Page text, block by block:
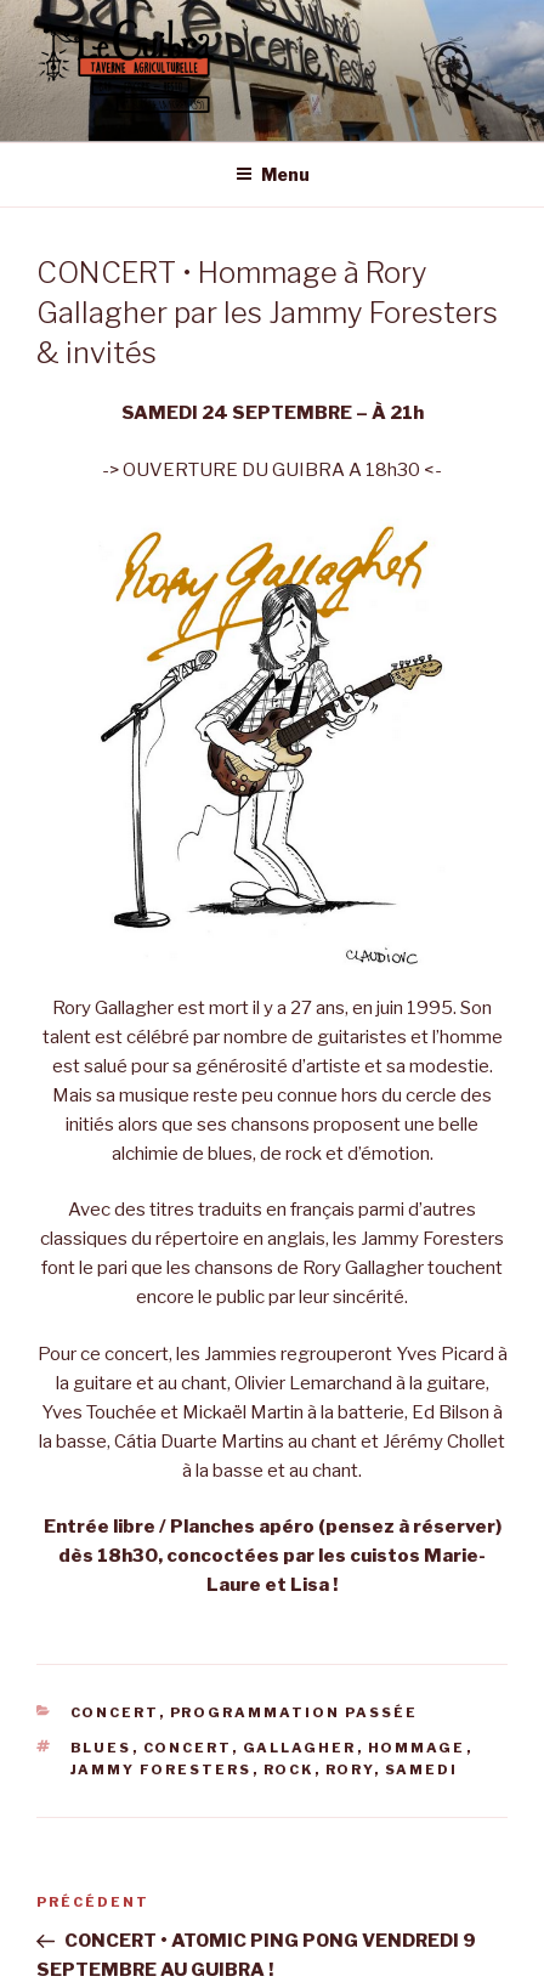
Aller
au
contenu
principal
LE GUIBRA – ST SULPICE LA
Taverne Agriculturelle • Bar – Epicerie – Resto
Menu
CONCERT • Hommage à Rory
Gallagher par les Jammy Foresters
& invités
SAMEDI 24 SEPTEMBRE – À 21h
-> OUVERTURE DU GUIBRA A 18h30 <-
Rory Gallagher est mort il y a 27 ans, en juin 1995. Son
talent est célébré par nombre de guitaristes et l’homme
est salué pour sa générosité d’artiste et sa modestie.
Mais sa musique reste peu connue hors du cercle des
initiés alors que ses chansons proposent une belle
alchimie de blues, de rock et d’émotion.
Avec des titres traduits en français parmi d’autres
classiques du répertoire en anglais, les Jammy Foresters
font le pari que les chansons de Rory Gallagher touchent
encore le public par leur sincérité.
Pour ce concert, les Jammies regrouperont Yves Picard à
la guitare et au chant, Olivier Lemarchand à la guitare,
Yves Touchée et Mickaël Martin à la batterie, Ed Bilson à
la basse, Cátia Duarte Martins au chant et Jérémy Chollet
à la basse et au chant.
Entrée libre / Planches apéro (pensez à réserver)
dès 18h30, concoctées par les cuistos Marie-
Laure et Lisa !
CATÉGORIES
CONCERT , PROGRAMMATION PASSÉE
ÉTIQUETTES
BLUES , CONCERT , GALLAGHER , HOMMAGE ,
JAMMY FORESTERS , ROCK , RORY, SAMEDI
Navigation
l’article
Article
précédent
PRÉCÉDENT
CONCERT • ATOMIC PING PONG VENDREDI 9
SEPTEMBRE AU GUIBRA !